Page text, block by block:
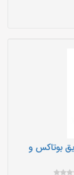
بوتاکس و